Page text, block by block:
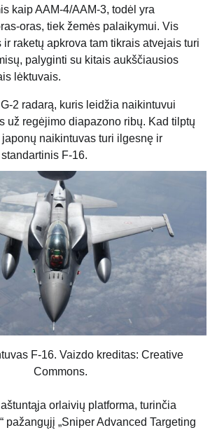
kaip AAM-4/AAM-3, todėl yra
oras, tiek žemės palaikymui. Vis
raketų apkrova tam tikrais atvejais turi
palyginti su kitais aukščiausios
lėktuvais.
2 radarą, kuris leidžia naikintuvui
už regėjimo diapazono ribų. Kad tilptų
naikintuvas turi ilgesnę ir
F-16.
F-16. Vaizdo kreditas: Creative
Commons.
orlaivių platforma, turinčia
pažangųjį „Sniper Advanced Targeting